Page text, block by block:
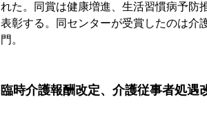
れた。同賞は健康増進、生活習慣病予防
表彰する。同センターが受賞したのは介
門。
臨時介護報酬改定、介護従事者処遇